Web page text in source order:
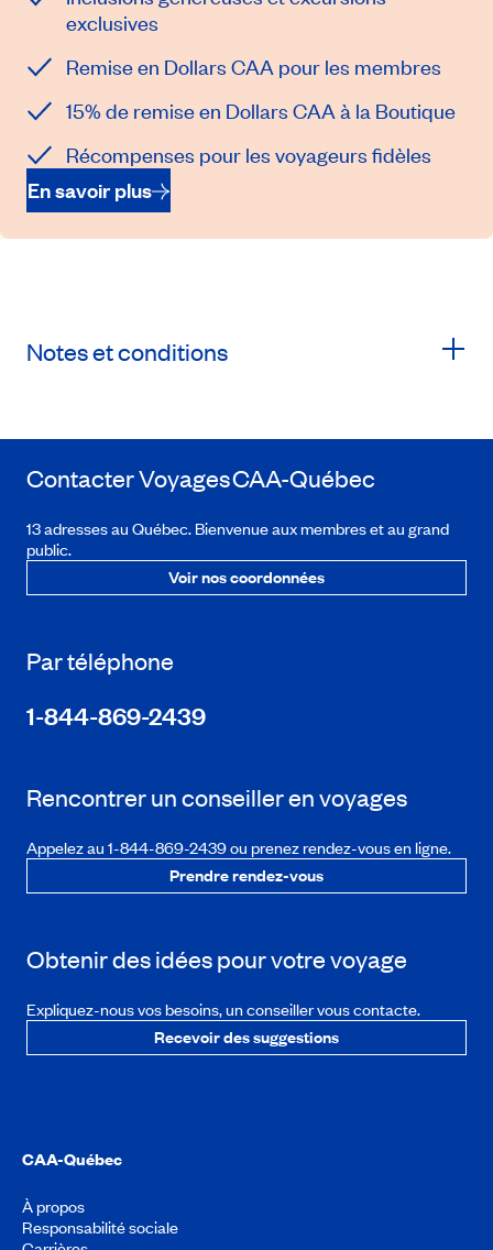
exclusives
Remise en Dollars CAA pour les membres
15% de remise en Dollars CAA à la Boutique
Récompenses pour les voyageurs fidèles
En savoir plus
Notes et conditions
Contacter VoyagesCAA-Québec
13 adresses au Québec. Bienvenue aux membres et au grand
public.
Voir nos coordonnées
Par téléphone
1-844-869-2439
Rencontrer un conseiller en voyages
Appelez au 1-844-869-2439 ou prenez rendez-vous en ligne.
Prendre rendez-vous
Obtenir des idées pour votre voyage
Expliquez-nous vos besoins, un conseiller vous contacte.
Recevoir des suggestions
CAA-Québec
À propos
Responsabilité sociale